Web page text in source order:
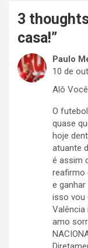
3
casa!”
Paulo
10 de
Alô
O
quase
hoje
atuante
é assim
reafirmo
e
isso vou
Valência
amo